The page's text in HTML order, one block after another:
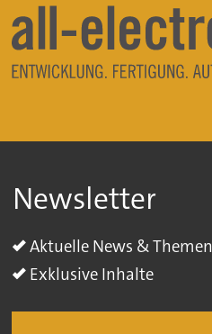
Newsletter
Aktuelle News & Themen
Exklusive Inhalte